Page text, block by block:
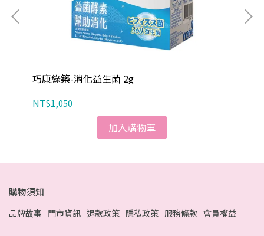
巧康綠築-消化益生菌 2g
NT$1,050
加入購物車
購物須知
品牌故事 門市資訊 退款政策 隱私政策 服務條款 會員權益